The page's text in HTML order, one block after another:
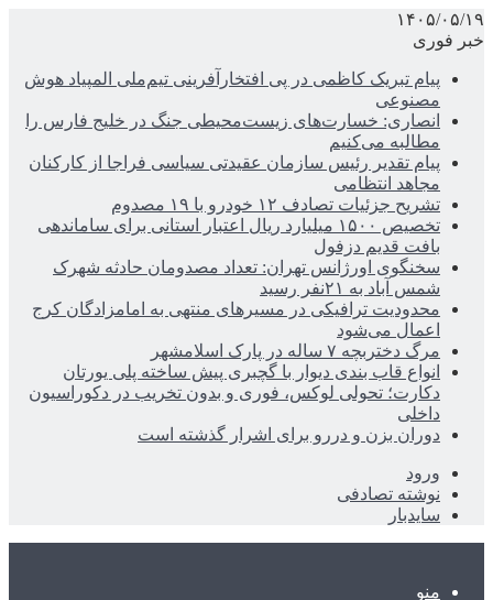
۱۴۰۵/۰۵/۱۹
خبر فوری
پیام تبریک کاظمی در پی افتخارآفرینی تیم‌ملی المپیاد هوش
مصنوعی
انصاری: خسارت‌های زیست‌محیطی جنگ در خلیج فارس را
مطالبه‌ می‌کنیم
پیام تقدیر رئیس سازمان عقیدتی سیاسی فراجا از کارکنان
مجاهد انتظامی
تشریح جزئیات تصادف ۱۲ خودرو با ۱۹ مصدوم
تخصیص ۱۵۰۰ میلیارد ریال اعتبار استانی برای ساماندهی
بافت قدیم دزفول
سخنگوی اورژانس تهران: تعداد مصدومان حادثه شهرک
شمس آباد به ۲۱نفر رسید
محدودیت ترافیکی در مسیرهای منتهی به امامزادگان کرج
اعمال می‌شود
مرگ دختربچه ۷ ساله در پارک اسلامشهر
انواع قاب بندی دیوار با گچبری پیش ساخته پلی یورتان
دکارت؛ تحولی لوکس، فوری و بدون تخریب در دکوراسیون
داخلی
دوران بزن و دررو برای اشرار گذشته است
ورود
نوشته تصادفی
سایدبار
منو